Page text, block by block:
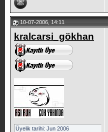
10-07-2006, 14:11
kralcarsi_gökhan
Üyelik tarihi: Jun 2006